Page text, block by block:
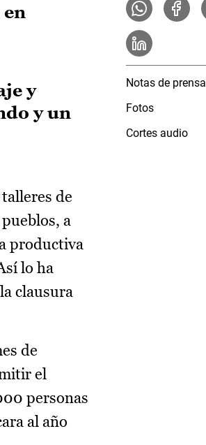
y
y un
de
a
productiva
lo ha
clausura
de
el
personas
al año
Notas de prensa
Fotos
Cortes audio